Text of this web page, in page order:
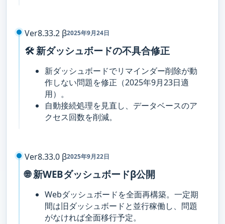
Ver8.33.2 β2025年9月24日
🛠️ 新ダッシュボードの不具合修正
新ダッシュボードでリマインダー削除が動
作しない問題を修正（2025年9月23日適
用）。
自動接続処理を見直し、データベースのア
クセス回数を削減。
Ver8.33.0 β2025年9月22日
🌐 新WEBダッシュボードβ公開
Webダッシュボードを全面再構築。一定期
間は旧ダッシュボードと並行稼働し、問題
がなければ全面移行予定。